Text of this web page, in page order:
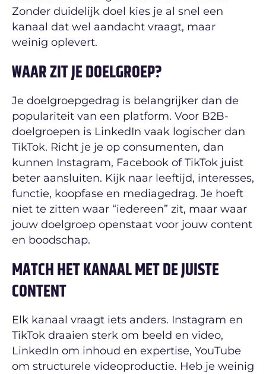
Zonder duidelijk doel kies je al snel een
kanaal dat wel aandacht vraagt, maar
weinig oplevert.
WAAR ZIT JE DOELGROEP?
Je doelgroepgedrag is belangrijker dan de
populariteit van een platform. Voor B2B-
doelgroepen is LinkedIn vaak logischer dan
TikTok. Richt je je op consumenten, dan
kunnen Instagram, Facebook of TikTok juist
beter aansluiten. Kijk naar leeftijd, interesses,
functie, koopfase en mediagedrag. Je hoeft
niet te zitten waar “iedereen” zit, maar waar
jouw doelgroep openstaat voor jouw content
en boodschap.
MATCH HET KANAAL MET DE JUISTE
CONTENT
Elk kanaal vraagt iets anders. Instagram en
TikTok draaien sterk om beeld en video,
LinkedIn om inhoud en expertise, YouTube
om structurele videoproductie. Heb je weinig